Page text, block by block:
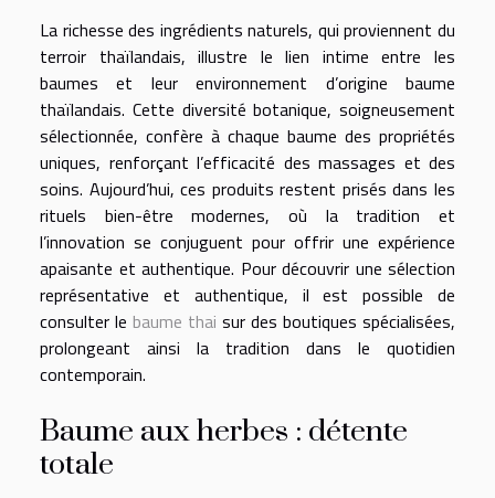
La richesse des ingrédients naturels, qui proviennent du
terroir thaïlandais, illustre le lien intime entre les
baumes et leur environnement d’origine baume
thaïlandais. Cette diversité botanique, soigneusement
sélectionnée, confère à chaque baume des propriétés
uniques, renforçant l’efficacité des massages et des
soins. Aujourd’hui, ces produits restent prisés dans les
rituels bien-être modernes, où la tradition et
l’innovation se conjuguent pour offrir une expérience
apaisante et authentique. Pour découvrir une sélection
représentative et authentique, il est possible de
consulter le baume thai sur des boutiques spécialisées,
prolongeant ainsi la tradition dans le quotidien
contemporain.
Baume aux herbes : détente
totale